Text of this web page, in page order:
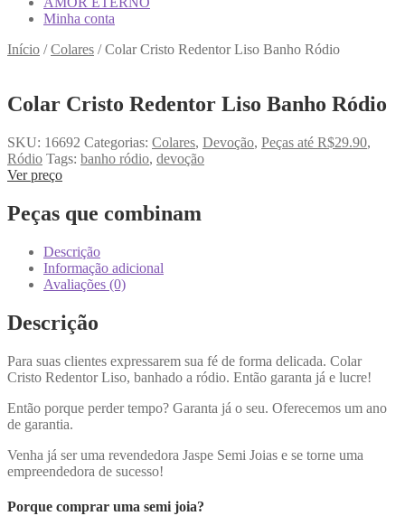
Minha conta
Início /Colares /Colar Cristo Redentor Liso Banho Ródio
Colar Cristo Redentor Liso Banho Ródio
SKU: 16692 Categorias: Colares, Devoção, Peças até R$29.90,
Ródio Tags: banho ródio, devoção
Ver preço
Peças que combinam
Descrição
Informação adicional
Avaliações (0)
Descrição
Para suas clientes expressarem sua fé de forma delicada. Colar
Cristo Redentor Liso, banhado a ródio. Então garanta já e lucre!
Então porque perder tempo? Garanta já o seu. Oferecemos um ano
de garantia.
Venha já ser uma revendedora Jaspe Semi Joias e se torne uma
empreendedora de sucesso!
Porque comprar uma semi joia?